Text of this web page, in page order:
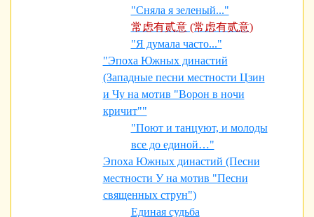
"Сняла я зеленый..."
常虑有贰意 (常虑有贰意)
"Я думала часто..."
"Эпоха Южных династий
(Западные песни местности Цзин
и Чу на мотив "Ворон в ночи
кричит""
"Поют и танцуют, и молоды
все до единой…"
Эпоха Южных династий (Песни
местности У на мотив "Песни
священных струн")
Единая судьба